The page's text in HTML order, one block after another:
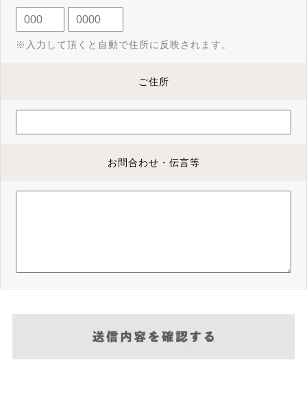
※入力して頂くと自動で住所に反映されます。
ご住所
お問合わせ・伝言等